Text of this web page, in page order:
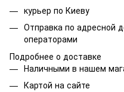
курьер по Киеву
Отправка по адресной
операторами
Подробнее о доставке
Наличными в нашем
Картой на сайте